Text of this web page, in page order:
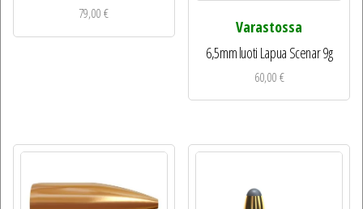
79,00€
Varastossa
6,5mm luoti Lapua Scenar 9g
60,00€